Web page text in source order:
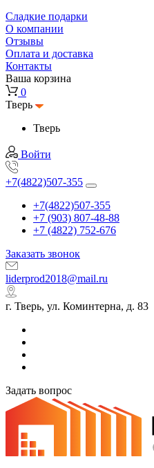
Сладкие подарки
О компании
Отзывы
Оплата и доставка
Контакты
Ваша корзина
0
Тверь
Тверь
Войти
+7(4822)507-355
+7(4822)507-355
+7 (903) 807-48-88
+7 (4822) 752-676
Заказать звонок
liderprod2018@mail.ru
г. Тверь, ул. Коминтерна, д. 83
Задать вопрос